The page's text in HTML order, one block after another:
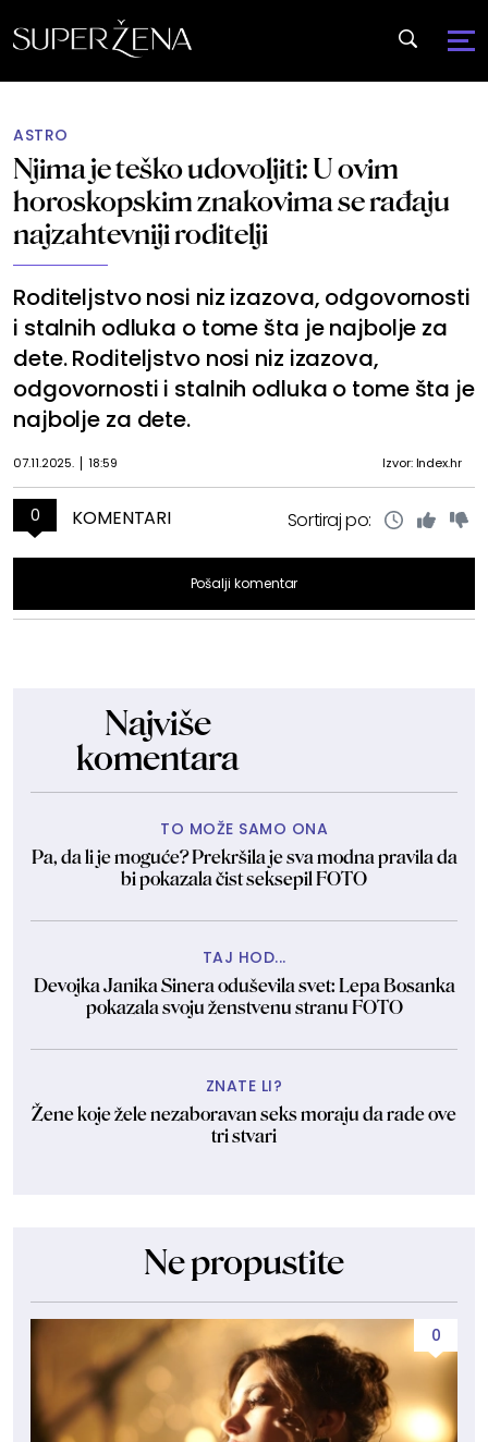
ASTRO
Njima je teško udovoljiti: U ovim
horoskopskim znakovima se rađaju
najzahtevniji roditelji
Roditeljstvo nosi niz izazova, odgovornosti
i stalnih odluka o tome šta je najbolje za
dete. Roditeljstvo nosi niz izazova,
odgovornosti i stalnih odluka o tome šta je
najbolje za dete.
07.11.2025. 18:59 Izvor: Index.hr
0 KOMENTARI Sortiraj po:
Pošalji komentar
Najviše
komentara
TO MOŽE SAMO ONA
Pa, da li je moguće? Prekršila je sva modna pravila da
bi pokazala čist seksepil FOTO
TAJ HOD...
Devojka Janika Sinera oduševila svet: Lepa Bosanka
pokazala svoju ženstvenu stranu FOTO
ZNATE LI?
Žene koje žele nezaboravan seks moraju da rade ove
tri stvari
Ne propustite
0